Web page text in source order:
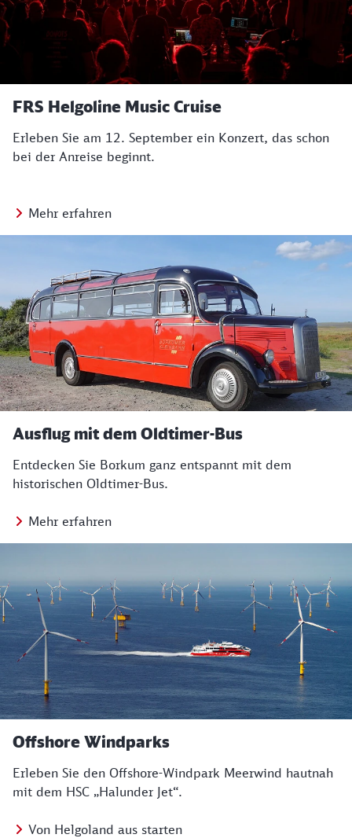
FRS Helgoline Music Cruise
Erleben Sie am 12. September ein Konzert, das schon
bei der Anreise beginnt.
Mehr erfahren
Ausflug mit dem Oldtimer-Bus
Entdecken Sie Borkum ganz entspannt mit dem
historischen Oldtimer-Bus.
Mehr erfahren
Offshore Windparks
Erleben Sie den Offshore-Windpark Meerwind hautnah
mit dem HSC „Halunder Jet“.
Von Helgoland aus starten